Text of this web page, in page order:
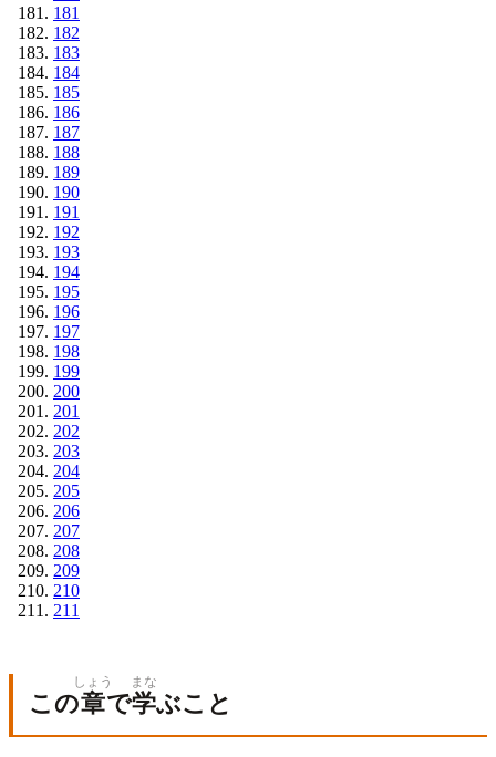
181
182
183
184
185
186
187
188
189
190
191
192
193
194
195
196
197
198
199
200
201
202
203
204
205
206
207
208
209
210
211
この章
しょう
で学
まな
ぶこと